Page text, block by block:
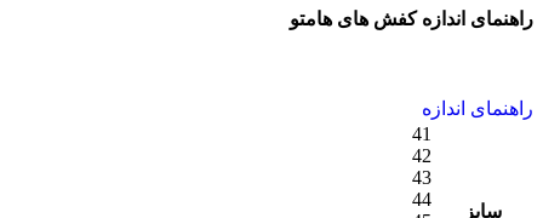
راهنمای اندازه کفش های هامتو
راهنمای اندازه
سایز
41
42
43
44